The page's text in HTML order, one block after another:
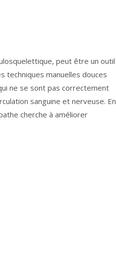
peut être un outil
techniques manuelles douces
ne se sont pas correctement
sanguine et nerveuse. En
cherche à améliorer